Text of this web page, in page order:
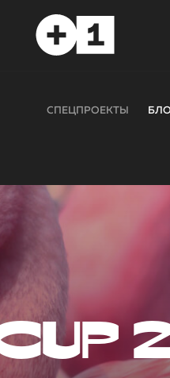
СПЕЦПРОЕКТЫ